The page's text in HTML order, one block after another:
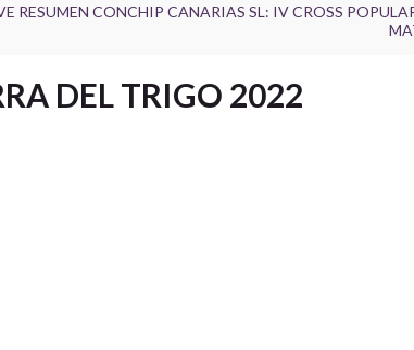
RESUMEN CONCHIP CANARIAS SL: IV CROSS
DEL TRIGO 2022